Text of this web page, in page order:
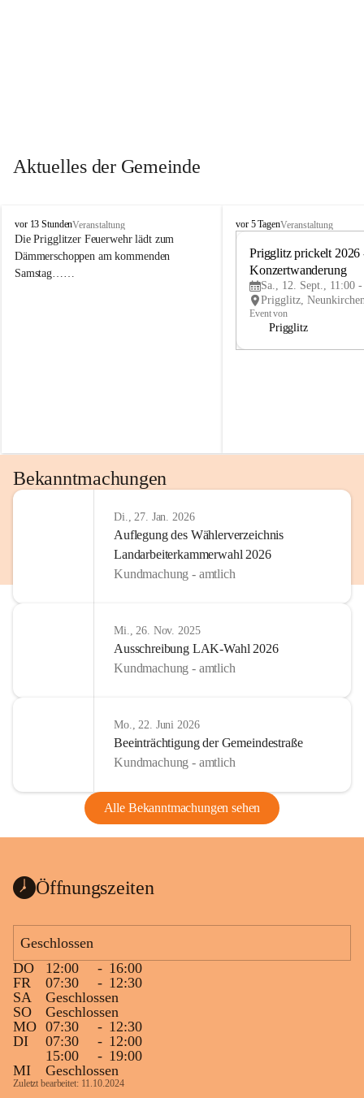
Aktuelles der Gemeinde
P
r
i
g
vor 13 StundenVeranstaltung
Die Prigglitzer Feuerwehr lädt zum
Dämmerschoppen am kommenden
Samstag……
P
vor 5 TagenVeranstaltung
Prigglitz prickelt 2026
Konzertwanderung
Sa., 12. Sept., 11:00
Event von
Prigglitz
Bekanntmachungen
Di., 27. Jan. 2026
Auflegung des Wählerverzeichnis
Landarbeiterkammerwahl 2026
Kundmachung - amtlich
Mi., 26. Nov. 2025
Ausschreibung LAK-Wahl 2026
Kundmachung - amtlich
Mo., 22. Juni 2026
Beeinträchtigung der Gemeindestraße
Kundmachung - amtlich
Alle Bekanntmachungen sehen
Öffnungszeiten
Geschlossen
DO
12:00 - 16:00
FR
07:30 - 12:30
SA
Geschlossen
SO
Geschlossen
MO 07:30 - 12:30
DI
07:30 - 12:00
15:00
- 19:00
MI
Geschlossen
Zuletzt bearbeitet: 11.10.2024